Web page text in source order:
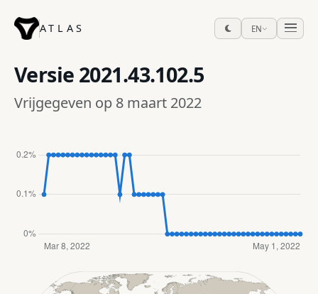
ATLAS EN
Versie 2021.43.102.5
Vrijgegeven op 8 maart 2022